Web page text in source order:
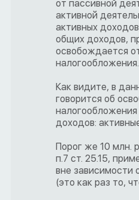
от пассивной
активной
активных
общих доходов,
освобождается
налогообложения.
Как видите, в
говорится об
доходов:
Порог же 10 млн.
п.7 ст. 25.15,
вне зависимости
(это как раз то,